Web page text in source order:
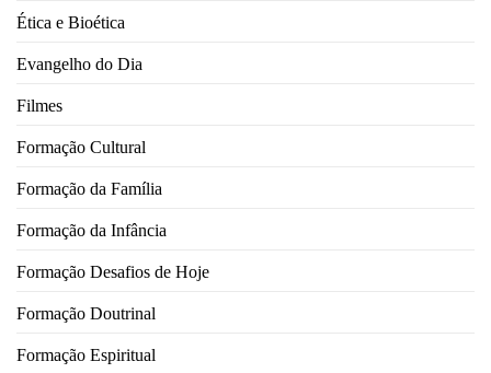
Ética e Bioética
Evangelho do Dia
Filmes
Formação Cultural
Formação da Família
Formação da Infância
Formação Desafios de Hoje
Formação Doutrinal
Formação Espiritual